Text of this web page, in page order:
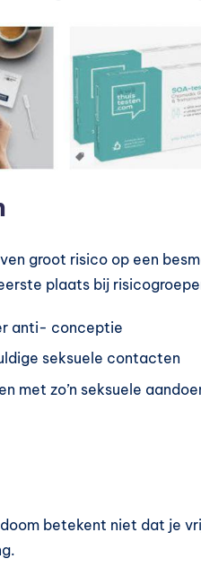
groot risico op een
plaats bij
anti- conceptie
seksuele contacten
met zo’n seksuele
betekent niet dat je